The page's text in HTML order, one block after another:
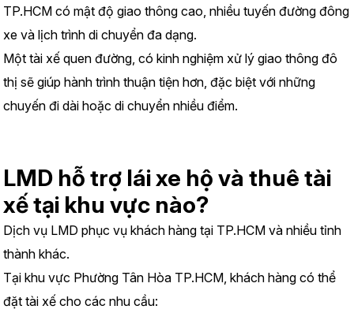
TP.HCM có mật độ giao thông cao, nhiều tuyến đường đông
xe và lịch trình di chuyển đa dạng.
Một tài xế quen đường, có kinh nghiệm xử lý giao thông đô
thị sẽ giúp hành trình thuận tiện hơn, đặc biệt với những
chuyến đi dài hoặc di chuyển nhiều điểm.
LMD hỗ trợ lái xe hộ và thuê tài
xế tại khu vực nào?
Dịch vụ LMD phục vụ khách hàng tại TP.HCM và nhiều tỉnh
thành khác.
Tại khu vực Phường Tân Hòa TP.HCM, khách hàng có thể
đặt tài xế cho các nhu cầu: